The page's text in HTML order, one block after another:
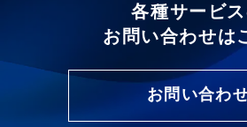
各種サービ
お問い合わせは
お問い合わ